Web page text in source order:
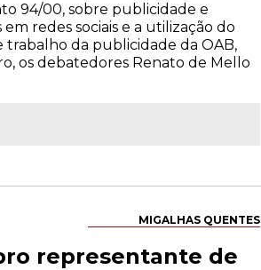
94/00, sobre publicidade e
redes sociais e a utilização do
trabalho da publicidade da OAB,
os debatedores Renato de Mello
MIGALHAS QUENTES
representante de